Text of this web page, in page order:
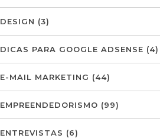
DESIGN (3)
DICAS PARA GOOGLE ADSENSE (4)
E-MAIL MARKETING (44)
EMPREENDEDORISMO (99)
ENTREVISTAS (6)